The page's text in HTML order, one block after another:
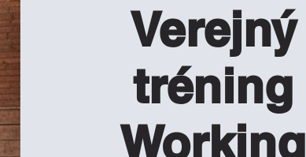
Verejný
tréning
Working